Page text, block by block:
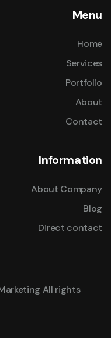
Menu
Home
Services
Portfolio
About
Contact
Information
About Company
Blog
Direct contact
All rights